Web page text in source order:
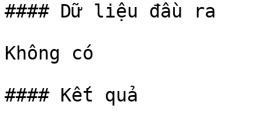
#### Dữ liệu đầu ra
Không có
#### Kết quả